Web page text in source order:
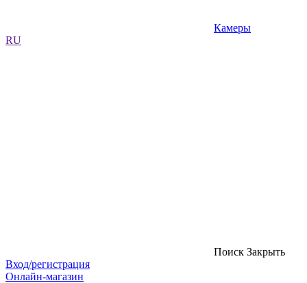
Камеры
RU
Поиск Закрыть
Вход/регистрация
Онлайн-магазин